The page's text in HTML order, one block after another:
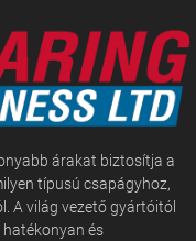
árakat biztosítja a
típusú csapágyhoz,
A világ vezető gyártóitól
és